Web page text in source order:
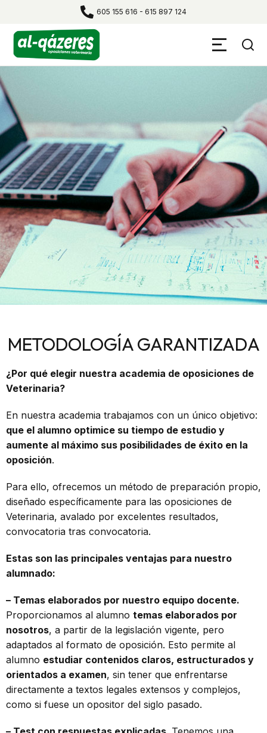
605 155 616 - 615 897 124
METODOLOGÍA GARANTIZADA
¿Por qué elegir nuestra academia de oposiciones de
Veterinaria?
En nuestra academia trabajamos con un único objetivo:
que el alumno optimice su tiempo de estudio y
aumente al máximo sus posibilidades de éxito en la
oposición.
Para ello, ofrecemos un método de preparación propio,
diseñado específicamente para las oposiciones de
Veterinaria, avalado por excelentes resultados,
convocatoria tras convocatoria.
Estas son las principales ventajas para nuestro
alumnado:
– Temas elaborados por nuestro equipo docente.
Proporcionamos al alumno temas elaborados por
nosotros, a partir de la legislación vigente, pero
adaptados al formato de oposición. Esto permite al
alumno estudiar contenidos claros, estructurados y
orientados a examen, sin tener que enfrentarse
directamente a textos legales extensos y complejos,
como si fuese un opositor del siglo pasado.